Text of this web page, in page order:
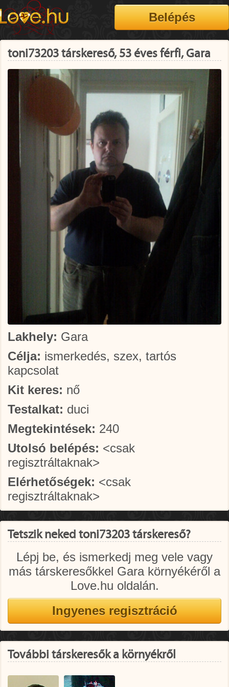
toni73203 társkereső, 53 éves férfi, Gara
Lakhely: Gara
Célja: ismerkedés, szex, tartós
kapcsolat
Kit keres: nő
Testalkat: duci
Megtekintések: 240
Utolsó belépés: <csak
regisztráltaknak>
Elérhetőségek: <csak
regisztráltaknak>
Tetszik neked toni73203 társkereső?
Lépj be, és ismerkedj meg vele vagy
más társkeresőkkel Gara környékéről a
Love.hu oldalán.
További társkeresők a környékről